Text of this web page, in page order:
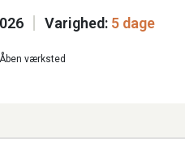
Varighed: 5 dage
Åben værksted